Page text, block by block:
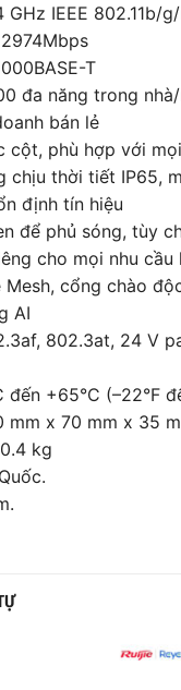
IEEE 802.11b/
T
đa năng trong
bán lẻ
cột, phù hợp với
chịu thời tiết IP65,
định tín hiệu
để phủ sóng, tùy
cho mọi nhu cầu
Mesh, cổng chào
AI
802.3at, 24 V
đến +65°C (–22°F
mm x 70 mm x 35
kg